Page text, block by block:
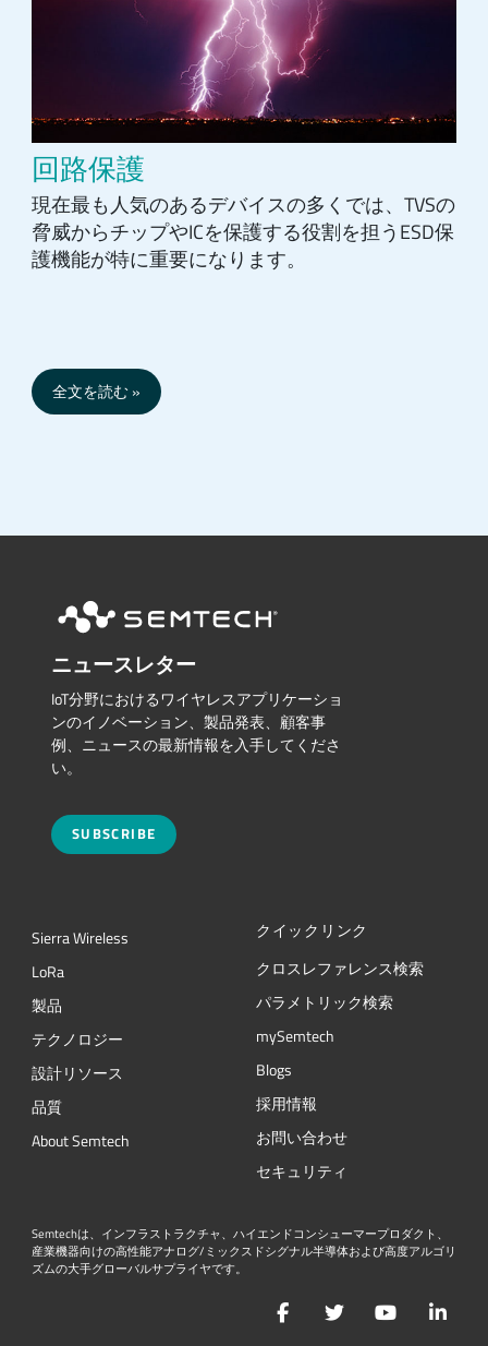
回路保護
現在最も人気のあるデバイスの多くでは、TVSの
脅威からチップやICを保護する役割を担うESD保
護機能が特に重要になります。
全文を読む
ニュースレター
IoT分野におけるワイヤレスアプリケーショ
ンのイノベーション、製品発表、顧客事
例、ニュースの最新情報を入手してくださ
い。
SUBSCRIBE
Sierra Wireless
LoRa
製品
テクノロジー
設計リソース
品質
About Semtech
クイックリンク
クロスレファレンス検索
パラメトリック検索
mySemtech
Blogs
採用情報
お問い合わせ
セキュリティ
Semtechは、インフラストラクチャ、ハイエンドコンシューマープロダクト、
産業機器向けの高性能アナログ/ミックスドシグナル半導体および高度アルゴリ
ズムの大手グローバルサプライヤです。
FacebookTwitterYouTube